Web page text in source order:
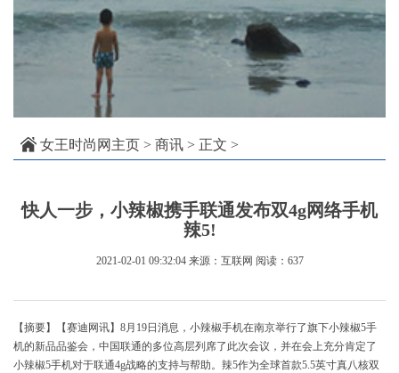
女王时尚网主页 > 商讯 > 正文 >
快人一步，小辣椒携手联通发布双4g网络手机
辣5!
2021-02-01 09:32:04 来源：互联网 阅读：637
【摘要】【赛迪网讯】8月19日消息，小辣椒手机在南京举行了旗下小辣椒5手
机的新品品鉴会，中国联通的多位高层列席了此次会议，并在会上充分肯定了
小辣椒5手机对于联通4g战略的支持与帮助。辣5作为全球首款5.5英寸真八核双